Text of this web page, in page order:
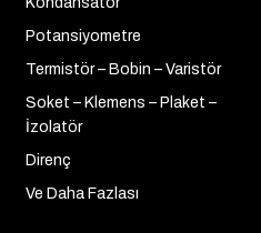
Potansiyometre
Termistör – Bobin – Varistör
Soket – Klemens – Plaket –
İzolatör
Direnç
Ve Daha Fazlası